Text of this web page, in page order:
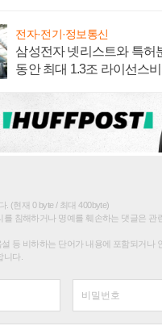
전자·전기·정보통신
삼성전자 넷리스트와 특허
동안 최대 1.3조 라이선스
. (현재 0 byte / 최대 400byte)
를 침해하거나 명예를 훼손하는 댓글은 관
등 비하하는 단어가 내용에 포함되거나
니다.